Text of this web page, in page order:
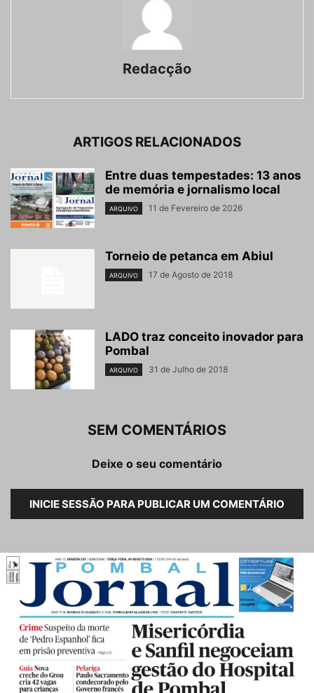
Redacção
ARTIGOS RELACIONADOS
Entre duas tempestades: 13 anos
de memória e jornalismo local
ARQUIVO 11 de Fevereiro de 2026
Torneio de petanca em Abiul
ARQUIVO 17 de Agosto de 2018
LADO traz conceito inovador para
Pombal
ARQUIVO 31 de Julho de 2018
SEM COMENTÁRIOS
Deixe o seu comentário
INICIE SESSÃO PARA PUBLICAR UM COMENTÁRIO